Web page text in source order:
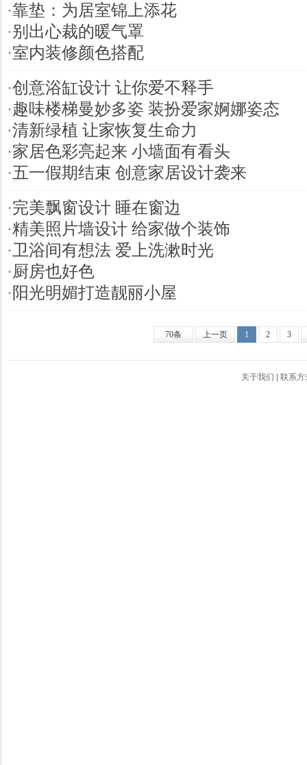
·靠垫：为居室锦上添花
·别出心裁的暖气罩
·室内装修颜色搭配
·创意浴缸设计 让你爱不释手
·趣味楼梯曼妙多姿 装扮爱家婀娜姿态
·清新绿植 让家恢复生命力
·家居色彩亮起来 小墙面有看头
·五一假期结束 创意家居设计袭来
·完美飘窗设计 睡在窗边
·精美照片墙设计 给家做个装饰
·卫浴间有想法 爱上洗漱时光
·厨房也好色
·阳光明媚打造靓丽小屋
70条 上一页 1 2 3
关于我们 联系方